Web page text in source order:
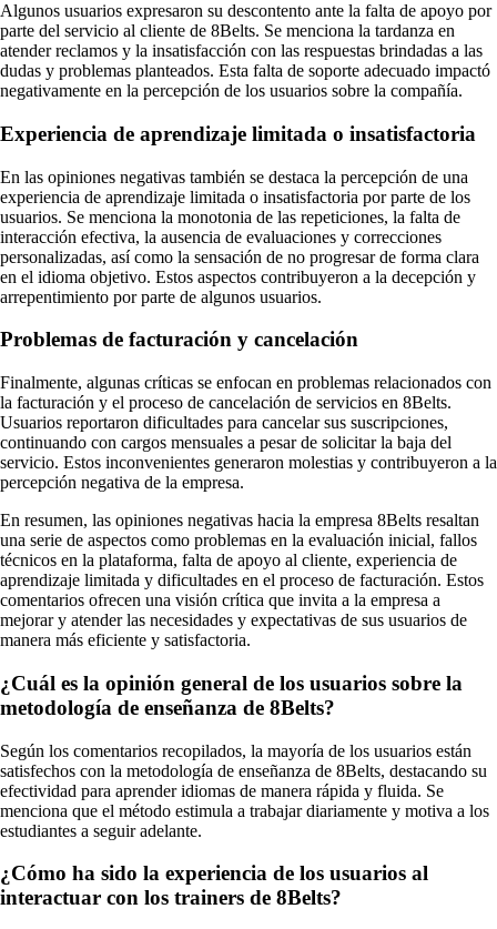
Algunos usuarios expresaron su descontento ante la falta de apoyo por
parte del servicio al cliente de 8Belts. Se menciona la tardanza en
atender reclamos y la insatisfacción con las respuestas brindadas a las
dudas y problemas planteados. Esta falta de soporte adecuado impactó
negativamente en la percepción de los usuarios sobre la compañía.
Experiencia de aprendizaje limitada o insatisfactoria
En las opiniones negativas también se destaca la percepción de una
experiencia de aprendizaje limitada o insatisfactoria por parte de los
usuarios. Se menciona la monotonia de las repeticiones, la falta de
interacción efectiva, la ausencia de evaluaciones y correcciones
personalizadas, así como la sensación de no progresar de forma clara
en el idioma objetivo. Estos aspectos contribuyeron a la decepción y
arrepentimiento por parte de algunos usuarios.
Problemas de facturación y cancelación
Finalmente, algunas críticas se enfocan en problemas relacionados con
la facturación y el proceso de cancelación de servicios en 8Belts.
Usuarios reportaron dificultades para cancelar sus suscripciones,
continuando con cargos mensuales a pesar de solicitar la baja del
servicio. Estos inconvenientes generaron molestias y contribuyeron a la
percepción negativa de la empresa.
En resumen, las opiniones negativas hacia la empresa 8Belts resaltan
una serie de aspectos como problemas en la evaluación inicial, fallos
técnicos en la plataforma, falta de apoyo al cliente, experiencia de
aprendizaje limitada y dificultades en el proceso de facturación. Estos
comentarios ofrecen una visión crítica que invita a la empresa a
mejorar y atender las necesidades y expectativas de sus usuarios de
manera más eficiente y satisfactoria.
¿Cuál es la opinión general de los usuarios sobre la
metodología de enseñanza de 8Belts?
Según los comentarios recopilados, la mayoría de los usuarios están
satisfechos con la metodología de enseñanza de 8Belts, destacando su
efectividad para aprender idiomas de manera rápida y fluida. Se
menciona que el método estimula a trabajar diariamente y motiva a los
estudiantes a seguir adelante.
¿Cómo ha sido la experiencia de los usuarios al
interactuar con los trainers de 8Belts?